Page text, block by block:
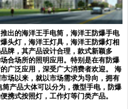
出的海洋王手电筒，海洋王防爆手电
头灯，海洋王灯具，海洋王防爆灯相
牌，其产品设计合理，款式新颖多
合场所的照明应用。特别是在有防爆
广泛应用，深受广大消费者欢迎。 海
场以来，就以市场需求为导向，拥有
产品大体可以分为，微型手电，防爆
携式按照灯，工作灯等门类产品。